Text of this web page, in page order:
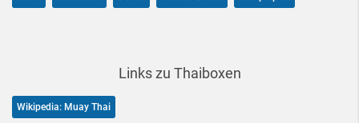
Links zu Thaiboxen
Wikipedia: Muay Thai